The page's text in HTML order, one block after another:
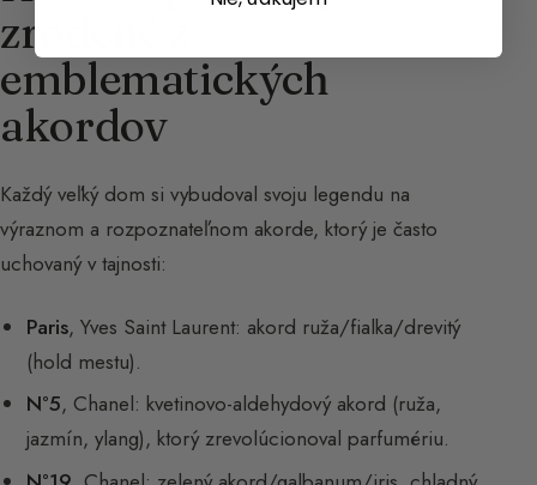
zrodené z
emblematických
akordov
Každý veľký dom si vybudoval svoju legendu na
výraznom a rozpoznateľnom akorde, ktorý je často
uchovaný v tajnosti:
Paris, Yves Saint Laurent: akord ruža/fialka/drevitý
(hold mestu).
N°5, Chanel: kvetinovo-aldehydový akord (ruža,
jazmín, ylang), ktorý zrevolúcionoval parfumériu.